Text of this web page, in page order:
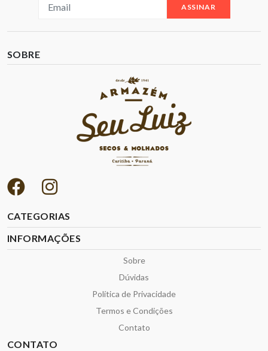
ASSINAR
SOBRE
CATEGORIAS
INFORMAÇÕES
Sobre
Dúvidas
Política de Privacidade
Termos e Condições
Contato
CONTATO